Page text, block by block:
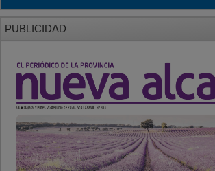
PUBLICIDAD